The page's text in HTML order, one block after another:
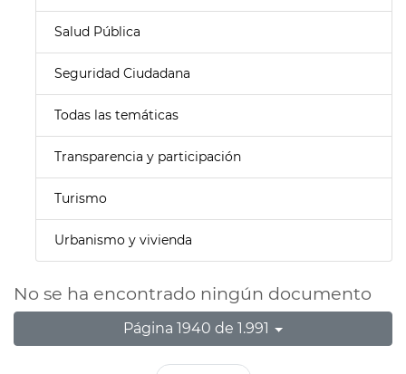
Salud Pública
Seguridad Ciudadana
Todas las temáticas
Transparencia y participación
Turismo
Urbanismo y vivienda
No se ha encontrado ningún documento
Página 1940 de 1.991